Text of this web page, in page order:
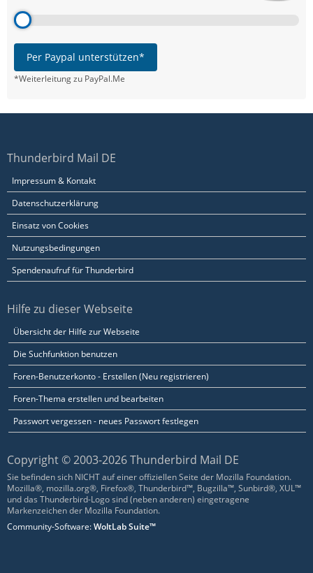
Per Paypal unterstützen*
*Weiterleitung zu PayPal.Me
Thunderbird Mail DE
Impressum & Kontakt
Datenschutzerklärung
Einsatz von Cookies
Nutzungsbedingungen
Spendenaufruf für Thunderbird
Hilfe zu dieser Webseite
Übersicht der Hilfe zur Webseite
Die Suchfunktion benutzen
Foren-Benutzerkonto - Erstellen (Neu registrieren)
Foren-Thema erstellen und bearbeiten
Passwort vergessen - neues Passwort festlegen
Copyright © 2003-2026 Thunderbird Mail DE
Sie befinden sich NICHT auf einer offiziellen Seite der Mozilla Foundation.
Mozilla®, mozilla.org®, Firefox®, Thunderbird™, Bugzilla™, Sunbird®, XUL™
und das Thunderbird-Logo sind (neben anderen) eingetragene
Markenzeichen der Mozilla Foundation.
Community-Software:WoltLab Suite™